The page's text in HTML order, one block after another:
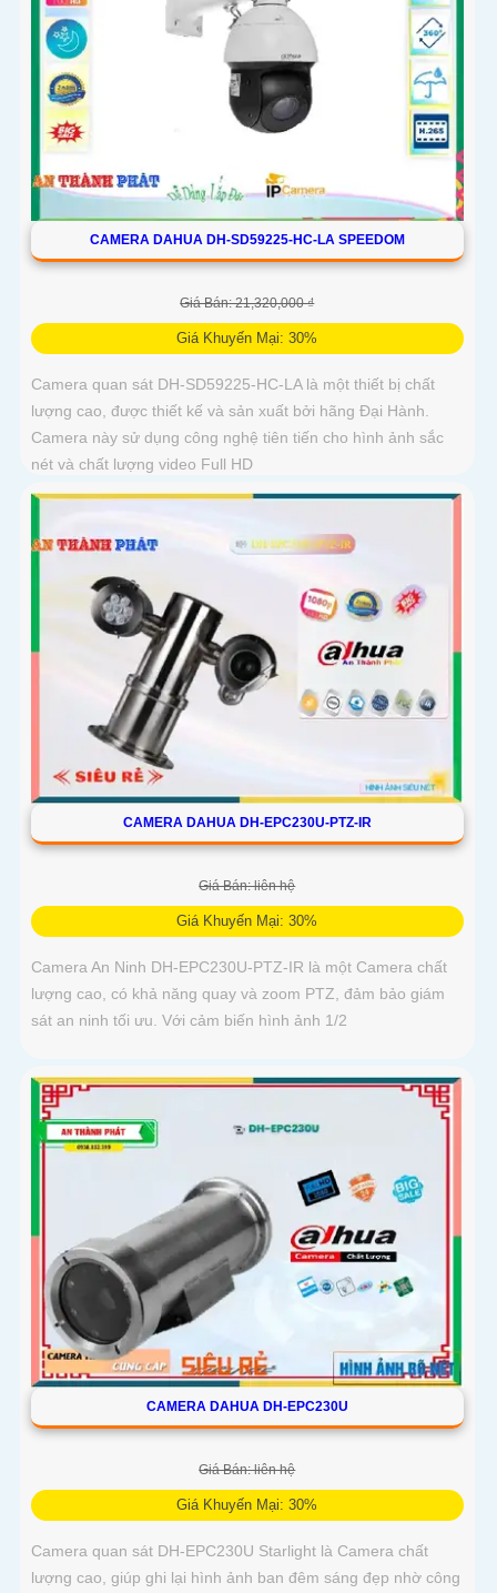
CAMERA DAHUA DH-SD59225-HC-LA SPEEDOM
Giá Bán: 21,320,000 ₫
Giá Khuyến Mại: 30%
Camera quan sát DH-SD59225-HC-LA là một thiết bị chất
lượng cao, được thiết kế và sản xuất bởi hãng Đại Hành.
Camera này sử dụng công nghệ tiên tiến cho hình ảnh sắc
nét và chất lượng video Full HD
CAMERA DAHUA DH-EPC230U-PTZ-IR
Giá Bán: liên hệ
Giá Khuyến Mại: 30%
Camera An Ninh DH-EPC230U-PTZ-IR là một Camera chất
lượng cao, có khả năng quay và zoom PTZ, đảm bảo giám
sát an ninh tối ưu. Với cảm biến hình ảnh 1/2
CAMERA DAHUA DH-EPC230U
Giá Bán: liên hệ
Giá Khuyến Mại: 30%
Camera quan sát DH-EPC230U Starlight là Camera chất
lượng cao, giúp ghi lại hình ảnh ban đêm sáng đẹp nhờ công